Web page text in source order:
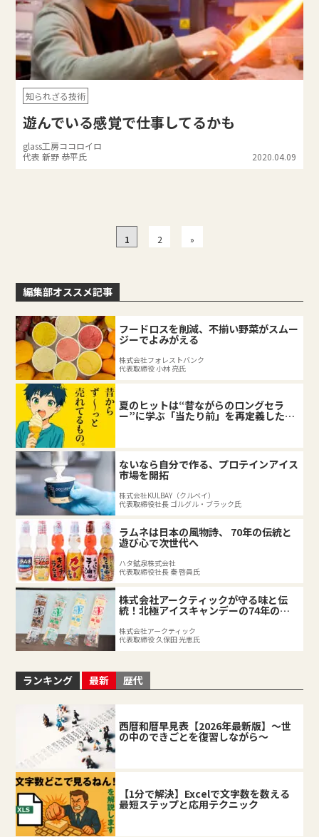
知られざる技術
遊んでいる感覚で仕事してるかも
glass工房ココロイロ
代表 新野 恭平氏
2020.04.09
1 2 »
編集部オススメ記事
フードロスを削減、不揃い野菜がスムー
ジーでよみがえる
株式会社フォレストバンク
代表取締役 小林 亮氏
夏のヒットは“昔ながらのロングセラ
ー”に学ぶ「当たり前」を再定義した企
業の底力
ないなら自分で作る、プロテインアイス
市場を開拓
株式会社KULBAY（クルベイ）
代表取締役社長 ゴルグル・ブラック氏
ラムネは日本の風物詩、 70年の伝統と
遊び心で次世代へ
ハタ鉱泉株式会社
代表取締役社長 秦 啓員氏
株式会社アークティックが守る味と伝
統！北極アイスキャンデーの74年の軌
跡
株式会社アークティック
代表取締役 久保田 光恵氏
ランキング 最新 歴代
西暦和暦早見表【2026年最新版】～世
の中のできごとを復習しながら～
【1分で解決】Excelで文字数を数える
最短ステップと応用テクニック